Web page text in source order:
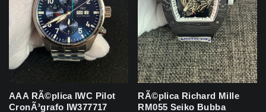
AAA RÃ©plica IWC Pilot
CronÃ³grafo IW377717
RÃ©plica Richard Mille
RM055 Seiko Bubba